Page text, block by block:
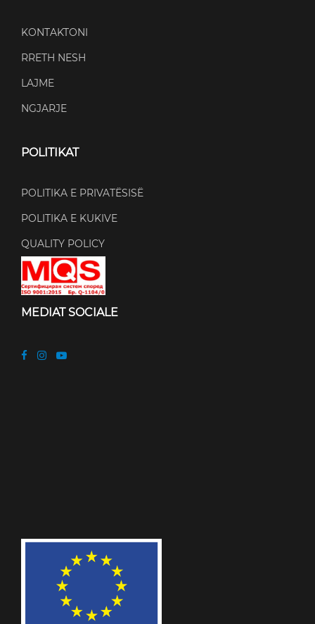
KONTAKTONI
RRETH NESH
LAJME
NGJARJE
POLITIKAT
POLITIKA E PRIVATËSISË
POLITIKA E KUKIVE
QUALITY POLICY
MEDIAT SOCIALE